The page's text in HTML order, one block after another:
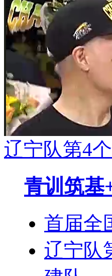
辽宁队第4
青训筑基
首届全
辽宁队